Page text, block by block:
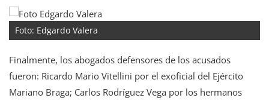
Foto: Edgardo Valera
Finalmente, los abogados defensores de los acusados
fueron: Ricardo Mario Vitellini por el exoficial del Ejército
Mariano Braga; Carlos Rodríguez Vega por los hermanos